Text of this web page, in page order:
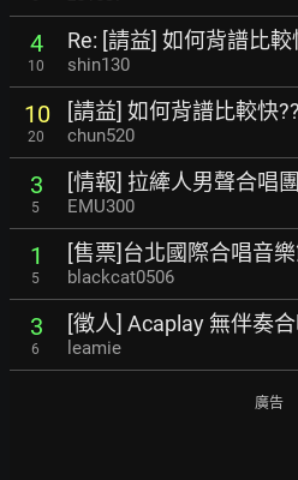
4
10
Re: [請益] 如何背譜比較
shin130
10
20
[請益] 如何背譜比較快??
chun520
3
5
[情報] 拉縴人男聲合唱
EMU300
1
5
[售票]台北國際合唱音
blackcat0506
3
6
[徵人] Acaplay 無伴奏
leamie
廣告